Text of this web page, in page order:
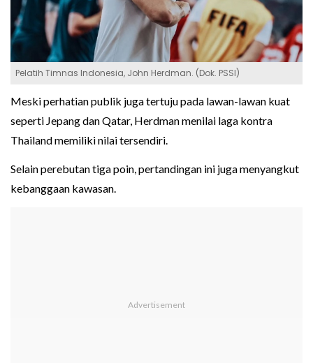
Pelatih Timnas Indonesia, John Herdman. (Dok. PSSI)
Meski perhatian publik juga tertuju pada lawan-lawan kuat
seperti Jepang dan Qatar, Herdman menilai laga kontra
Thailand memiliki nilai tersendiri.
Selain perebutan tiga poin, pertandingan ini juga menyangkut
kebanggaan kawasan.